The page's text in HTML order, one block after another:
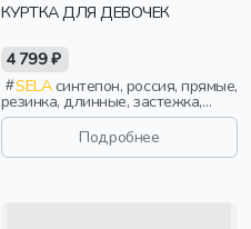
КУРТКА ДЛЯ ДЕВОЧЕК
4 799 ₽
SELAсинтепон, россия, прямые,
резинка, длинные, застежка,
стеганые, ворот, кнопки, клапан,
манжета, свободные, прорези,
непромокаемые, воротник,
эластичные, воротник-стойка,
Подробнее